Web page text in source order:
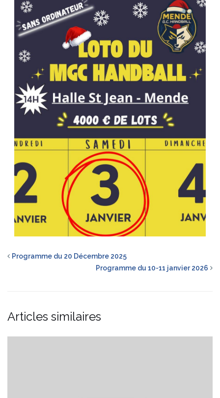
Programme du 20 Décembre 2025
Programme du 10-11 janvier 2026
Articles similaires